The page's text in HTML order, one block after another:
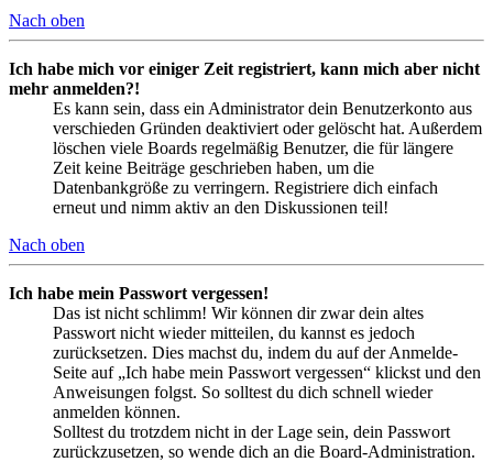
Nach oben
Ich habe mich vor einiger Zeit registriert, kann mich aber nicht
mehr anmelden?!
Es kann sein, dass ein Administrator dein Benutzerkonto aus
verschieden Gründen deaktiviert oder gelöscht hat. Außerdem
löschen viele Boards regelmäßig Benutzer, die für längere
Zeit keine Beiträge geschrieben haben, um die
Datenbankgröße zu verringern. Registriere dich einfach
erneut und nimm aktiv an den Diskussionen teil!
Nach oben
Ich habe mein Passwort vergessen!
Das ist nicht schlimm! Wir können dir zwar dein altes
Passwort nicht wieder mitteilen, du kannst es jedoch
zurücksetzen. Dies machst du, indem du auf der Anmelde-
Seite auf „Ich habe mein Passwort vergessen“ klickst und den
Anweisungen folgst. So solltest du dich schnell wieder
anmelden können.
Solltest du trotzdem nicht in der Lage sein, dein Passwort
zurückzusetzen, so wende dich an die Board-Administration.